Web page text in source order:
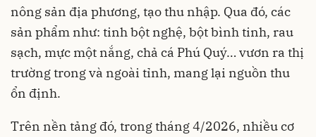
nông sản địa phương, tạo thu nhập. Qua đó, các
sản phẩm như: tinh bột nghệ, bột bình tinh, rau
sạch, mực một nắng, chả cá Phú Quý… vươn ra thị
trường trong và ngoài tỉnh, mang lại nguồn thu
ổn định.
Trên nền tảng đó, trong tháng 4/2026, nhiều cơ